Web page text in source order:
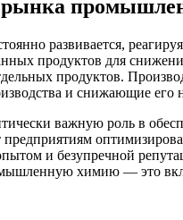
рынка
развивается,
продуктов для
продуктов.
и снижающие его
важную роль в
и безупречной
химию — это